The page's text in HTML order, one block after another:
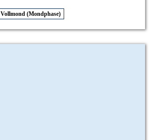
Vollmond (Mondphase)